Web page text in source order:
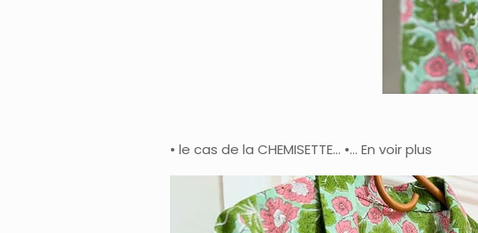
• le cas de la CHEMISETTE… •… En voir plus